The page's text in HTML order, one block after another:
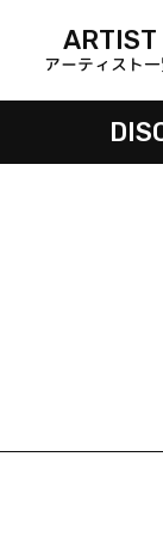
ARTIST
アーティスト